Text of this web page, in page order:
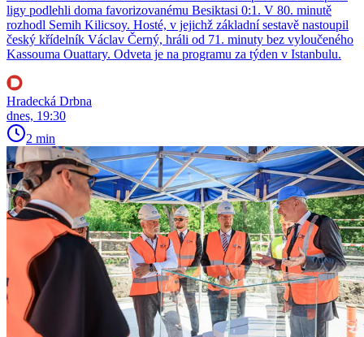
ligy podlehli doma favorizovanému Besiktasi 0:1. V 80. minutě
rozhodl Semih Kilicsoy. Hosté, v jejichž základní sestavě nastoupil
český křídelník Václav Černý, hráli od 71. minuty bez vyloučeného
Kassouma Ouattary. Odveta je na programu za týden v Istanbulu.
Hradecká Drbna
dnes, 19:30
2 min